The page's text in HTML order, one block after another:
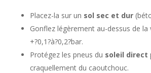
Placez-la sur un sol sec et dur
Gonflez légèrement au-dessus de la
+?0,1?à?0,2?bar.
Protégez les pneus du soleil direct
craquellement du caoutchouc.